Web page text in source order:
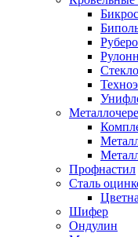
Профнастил
Сталь
Шифер
Ондулин